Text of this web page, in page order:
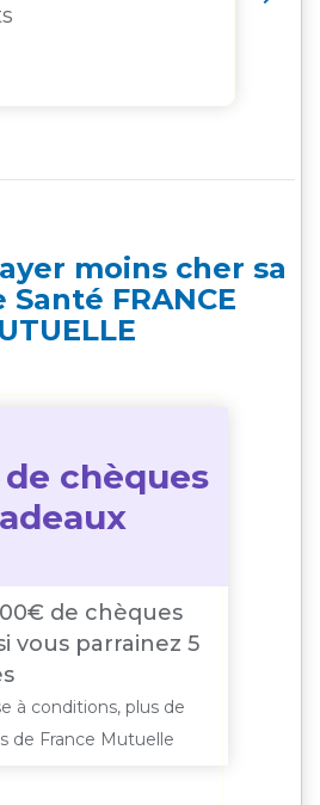
moins cher sa
FRANCE
chèques
de chèques
vous parrainez 5
à conditions, plus de
de France Mutuelle